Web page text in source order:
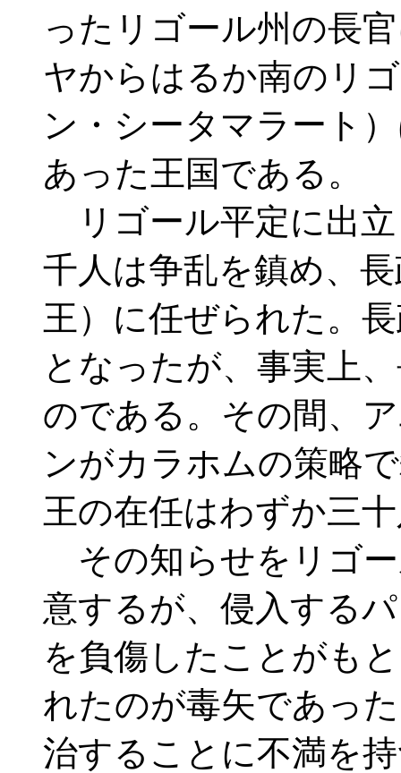
ったリゴール州の長
ヤからはるか南のリ
ン・シータマラート
あった王国である。
リゴール平定に出立
千人は争乱を鎮め、
王）に任ぜられた。
となったが、事実上
のである。その間、
ンがカラホムの策略
王の在任はわずか三
その知らせをリゴ
意するが、侵入する
を負傷したことがも
れたのが毒矢であっ
治することに不満を